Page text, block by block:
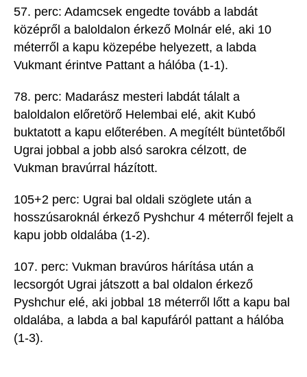
57. perc: Adamcsek engedte tovább a labdát
középről a baloldalon érkező Molnár elé, aki 10
méterről a kapu közepébe helyezett, a labda
Vukmant érintve Pattant a hálóba (1-1).
78. perc: Madarász mesteri labdát tálalt a
bal oldalon előretörő Helembai elé, akit Kubó
buktatott a kapu előterében. A megítélt büntetőből
Ugrai jobbal a jobb alsó sarokra célzott, de
Vukman bravúrral házított.
105+2 perc: Ugrai bal oldali szöglete után a
hosszúsaroknál érkező Pyshchur 4 méterről fejelt a
kapu jobb oldalába (1-2).
107. perc: Vukman bravúros hárítása után a
lecsorgót Ugrai játszott a bal oldalon érkező
Pyshchur elé, aki jobbal 18 méterről lőtt a kapu bal
oldalába, a labda a bal kapufáról pattant a hálóba
(1-3).